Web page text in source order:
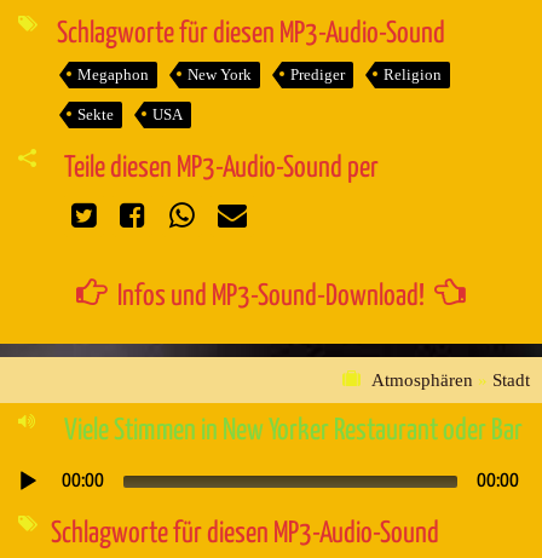
Schlagworte für diesen MP3-Audio-Sound
Megaphon New York Prediger Religion
Sekte USA
Teile diesen MP3-Audio-Sound per
Infos und MP3-Sound-Download!
Atmosphären » Stadt
Viele Stimmen in New Yorker Restaurant oder Bar
Audio-
00:00 00:00
Schlagworte für diesen MP3-Audio-Sound